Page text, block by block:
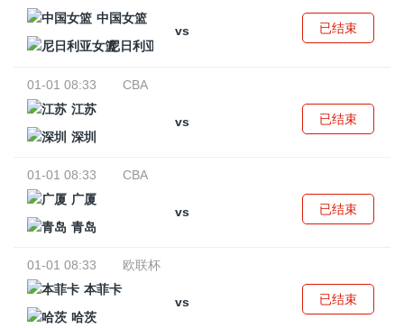
中国女篮
vs
尼日利亚女篮
已结束
01-01 08:33
CBA
江苏
vs
深圳
已结束
01-01 08:33
CBA
广厦
vs
青岛
已结束
01-01 08:33
欧联杯
本菲卡
vs
哈茨
已结束